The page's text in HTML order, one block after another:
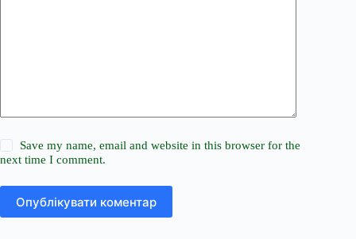
Save my name, email and website in this browser for the
next time I comment.
Опублікувати коментар